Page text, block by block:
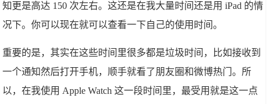
知更是高达 150 次左右。这还是在我大量时间还是用 iPad 的情
况下。你可以现在就可以查看一下自己的使用时间。
重要的是，其实在这些时间里很多都是垃圾时间，比如接收到
一个通知然后打开手机，顺手就看了朋友圈和微博热门。所
以，在我使用 Apple Watch 这一段时间里，最受用就是这一点